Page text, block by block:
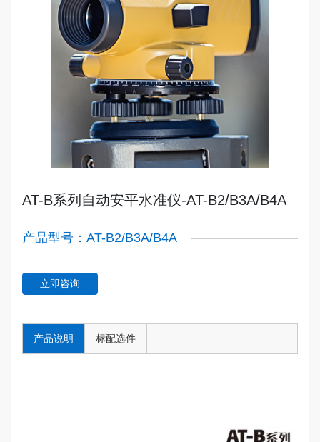
AT-B系列自动安平水准仪-AT-B2/B3A/B4A
产品型号：AT-B2/B3A/B4A
立即咨询
产品说明 标配选件